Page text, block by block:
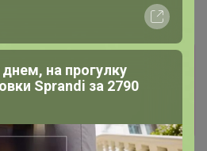
о заказах доступна
клуба
на прогулку
Sprandi за 2790